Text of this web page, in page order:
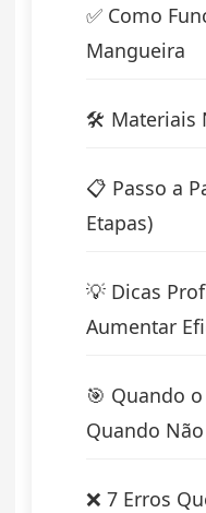
✅ Como
Mangueira
🛠️ Materiais
📋 Passo a
Etapas)
💡 Dicas
Aumentar
🎯 Quando
Quando Não
❌ 7 Erros